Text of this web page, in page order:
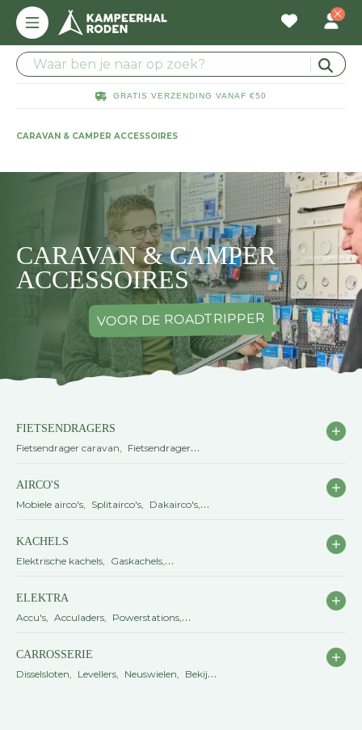
GRATIS VERZENDING VANAF €50
CARAVAN & CAMPER ACCESSOIRES
CARAVAN & CAMPER
ACCESSOIRES
VOOR DE ROADTRIPPER
FIETSENDRAGERS
Fietsendrager caravan
Fietsendrager
Fietsendrager accessoires
AIRCO'S
Mobiele airco's
Splitairco's
Dakairco's
KACHELS
Elektrische kachels
Gaskachels
ELEKTRA
Accu's
Acculaders
Powerstations
elektra
CARROSSERIE
Disselsloten
Levellers Neuswielen
Bekijk